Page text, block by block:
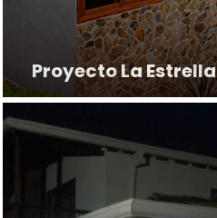
Proyecto La Estrella